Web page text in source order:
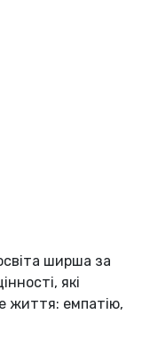
ширша за
які
життя: емпатію,